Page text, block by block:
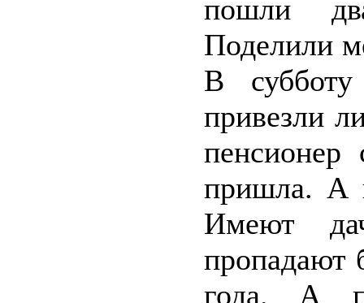
пошли
Поделили
В
привезли
пенсионер
пришла. А
Имеют
пропадают
года. А